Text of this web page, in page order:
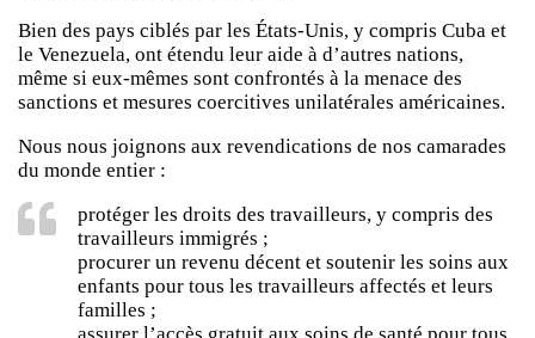
Bien des pays ciblés par les États-Unis, y compris Cuba et
le Venezuela, ont étendu leur aide à d’autres nations,
même si eux-mêmes sont confrontés à la menace des
sanctions et mesures coercitives unilatérales américaines.
Nous nous joignons aux revendications de nos camarades
du monde entier :
protéger les droits des travailleurs, y compris des
travailleurs immigrés ;
procurer un revenu décent et soutenir les soins aux
enfants pour tous les travailleurs affectés et leurs
familles ;
assurer l’accès gratuit aux soins de santé pour tous